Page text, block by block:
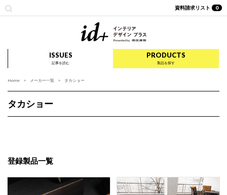
資料請求リスト 0
ISSUES
記事を読む
PRODUCTS
製品を探す
Home メーカー一覧 タカショー
タカショー
登録製品一覧